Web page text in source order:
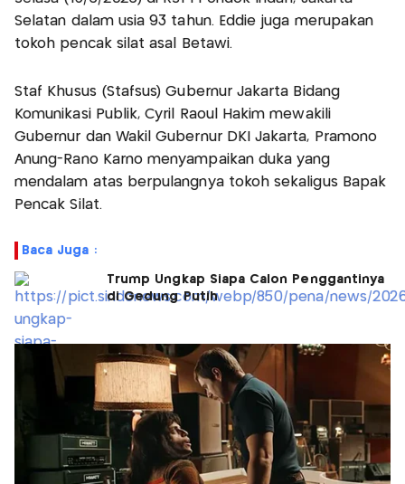
Selatan dalam usia 93 tahun. Eddie juga merupakan
tokoh pencak silat asal Betawi.
Staf Khusus (Stafsus) Gubernur Jakarta Bidang
Komunikasi Publik, Cyril Raoul Hakim mewakili
Gubernur dan Wakil Gubernur DKI Jakarta, Pramono
Anung-Rano Karno menyampaikan duka yang
mendalam atas berpulangnya tokoh sekaligus Bapak
Pencak Silat.
Baca Juga :
Trump Ungkap Siapa Calon Penggantinya
di Gedung Putih